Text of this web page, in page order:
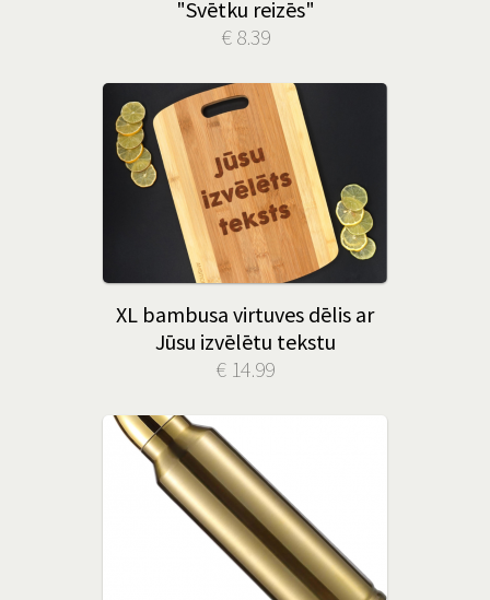
"Svētku reizēs"
€ 8.39
XL bambusa virtuves dēlis ar
Jūsu izvēlētu tekstu
€ 14.99